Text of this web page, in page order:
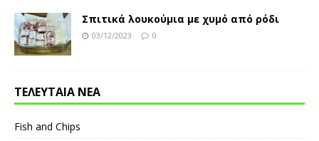
Σπιτικά λουκούμια με χυμό από ρόδι
03/12/2023 0
ΤΕΛΕΥΤΑΙΑ ΝΕΑ
Fish and Chips